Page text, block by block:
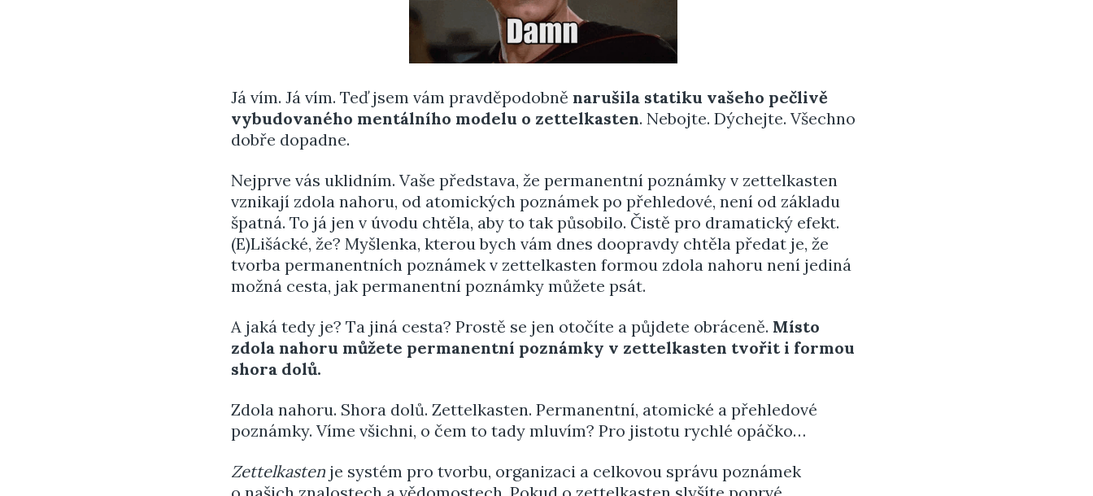
Já vím. Já vím. Teď jsem vám pravděpodobně narušila statiku vašeho pečlivě
vybudovaného mentálního modelu o zettelkasten. Nebojte. Dýchejte. Všechno
dobře dopadne.
Nejprve vás uklidním. Vaše představa, že permanentní poznámky v zettelkasten
vznikají zdola nahoru, od atomických poznámek po přehledové, není od základu
špatná. To já jen v úvodu chtěla, aby to tak působilo. Čistě pro dramatický efekt.
(E)Lišácké, že? Myšlenka, kterou bych vám dnes doopravdy chtěla předat je, že
tvorba permanentních poznámek v zettelkasten formou zdola nahoru není jediná
možná cesta, jak permanentní poznámky můžete psát.
A jaká tedy je? Ta jiná cesta? Prostě se jen otočíte a půjdete obráceně. Místo
zdola nahoru můžete permanentní poznámky v zettelkasten tvořit i formou
shora dolů.
Zdola nahoru. Shora dolů. Zettelkasten. Permanentní, atomické a přehledové
poznámky. Víme všichni, o čem to tady mluvím? Pro jistotu rychlé opáčko…
Zettelkasten je systém pro tvorbu, organizaci a celkovou správu poznámek